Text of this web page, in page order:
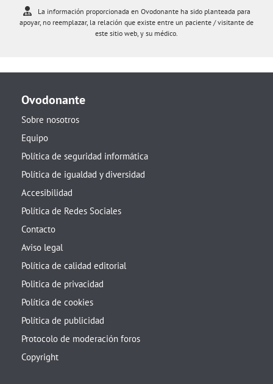
La información proporcionada en Ovodonante ha sido planteada para
apoyar, no reemplazar, la relación que existe entre un paciente / visitante de
este sitio web, y su médico.
Ovodonante
Sobre nosotros
Equipo
Política de seguridad informática
Política de igualdad y diversidad
Accesibilidad
Política de Redes Sociales
Contacto
Aviso legal
Política de calidad editorial
Politica de privacidad
Política de cookies
Política de publicidad
Protocolo de moderación foros
Copyright